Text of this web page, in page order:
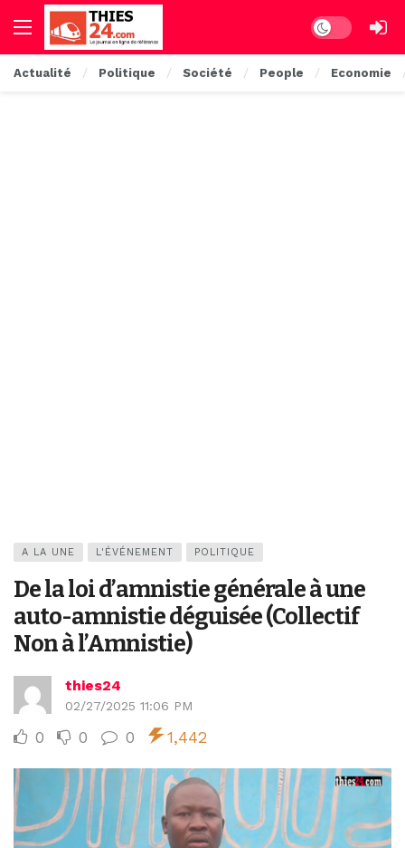
Dark mode
Actualité Politique Société People Economie
A LA UNE L'ÉVÉNEMENT POLITIQUE
De la loi d’amnistie générale à une
auto-amnistie déguisée (Collectif
Non à l’Amnistie)
thies24
02/27/2025 11:06 PM
0 0 0 1,442